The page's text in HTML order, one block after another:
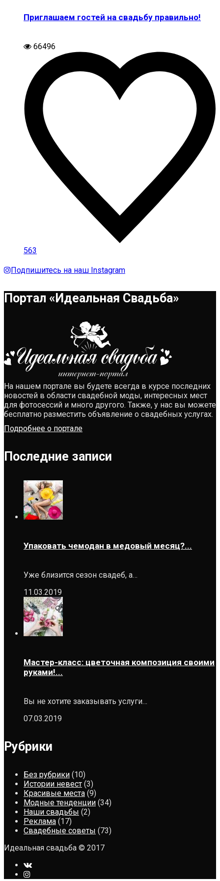
Приглашаем гостей на свадьбу правильно!
66496
563
Подпишитесь на наш Instagram
Портал «Идеальная Свадьба»
На нашем портале вы будете всегда в курсе последних
новостей в области свадебной моды, интересных мест
для фотосессий и много другого. Также, у нас вы можете
бесплатно разместить объявление о свадебных услугах.
Подробнее о портале
Последние записи
Упаковать чемодан в медовый месяц?...
Уже близится сезон свадеб, а…
11.03.2019
Мастер-класс: цветочная композиция своими
руками!...
Вы не хотите заказывать услуги…
07.03.2019
Рубрики
Без рубрики (10)
Истории невест (3)
Красивые места (9)
Модные тенденции (34)
Наши свадьбы (2)
Реклама (17)
Свадебные советы (73)
Идеальная свадьба © 2017